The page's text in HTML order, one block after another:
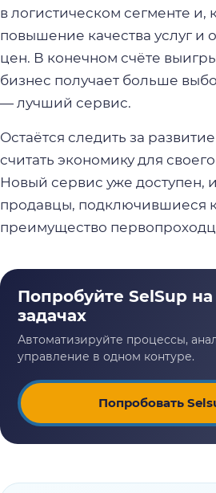
в логистическом сегменте и,
повышение качества услуг и
цен. В конечном счёте
бизнес получает больше
— лучший сервис.
Остаётся следить за
считать экономику для
Новый сервис уже доступен,
продавцы, подключившиеся к
преимущество
Попробовать